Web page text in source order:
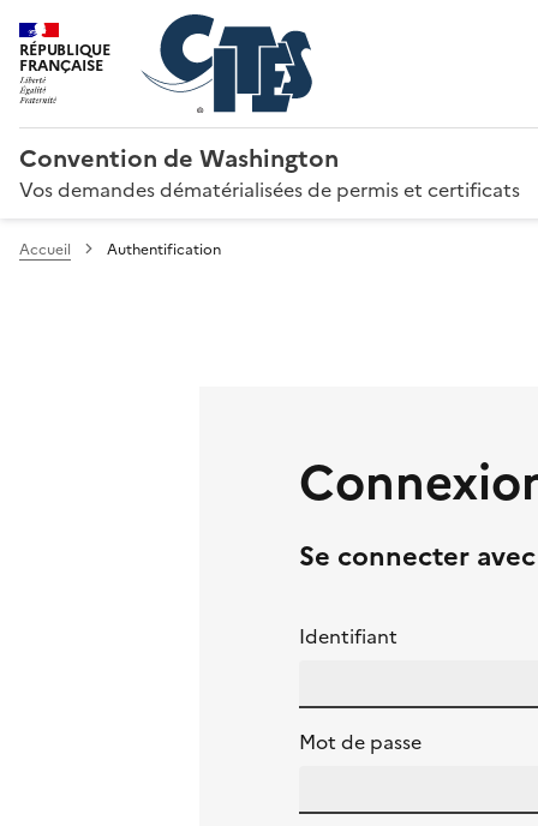
RÉPUBLIQUE
FRANÇAISE
Convention de Washington
Vos demandes dématérialisées de permis et certificats
Accueil Authentification
Se connecter
Identifiant
Mot de passe